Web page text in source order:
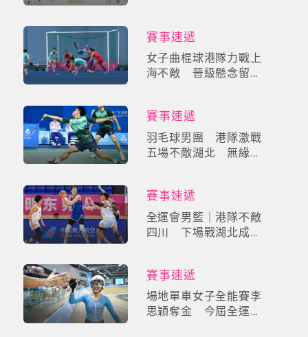
賽事速遞
女子曲棍球港隊力戰上
海不敵 晉級懸念留待
賽事速遞
羽毛球男團 港隊激戰
五場不敵湖北 無緣晉
賽事速遞
全運會男籃｜港隊不敵
四川 下場戰湖北成出
賽事速遞
場地單車女子全能賽李
思穎奪金 今屆全運個